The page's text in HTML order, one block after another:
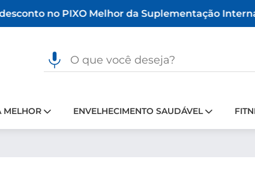
no PIXO Melhor da Suplementação
MELHOR ENVELHECIMENTO SAUDÁVEL